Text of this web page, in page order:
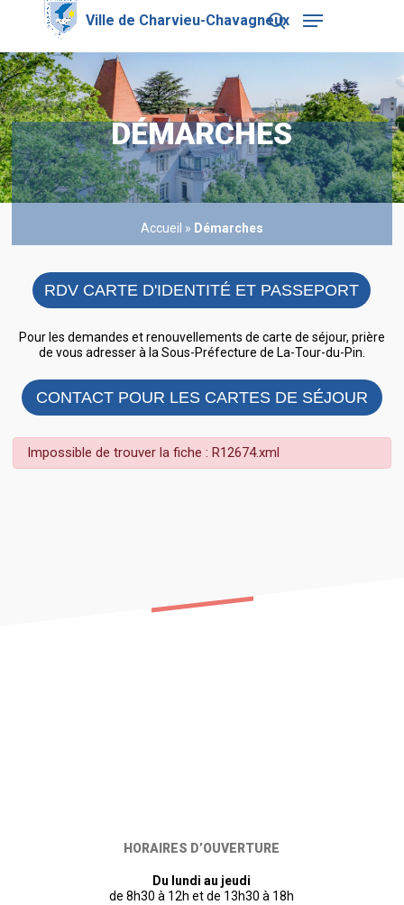
content
search
Menu
DÉMARCHES
Accueil » Démarches
RDV CARTE D'IDENTITÉ ET PASSEPORT
Pour les demandes et renouvellements de carte de séjour, prière
de vous adresser à la Sous-Préfecture de La-Tour-du-Pin.
CONTACT POUR LES CARTES DE SÉJOUR
Impossible de trouver la fiche : R12674.xml
HORAIRES D’OUVERTURE
Du lundi au jeudi
de 8h30 à 12h et de 13h30 à 18h
Close